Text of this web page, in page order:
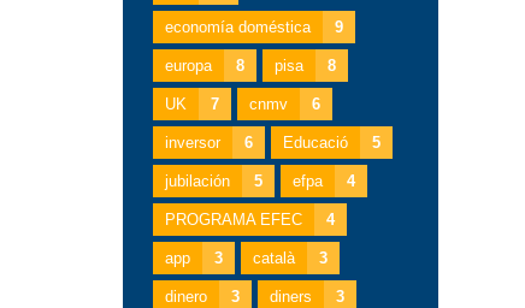
economía doméstica 9
europa 8 pisa 8
UK 7 cnmv 6
inversor 6 Educació 5
jubilación 5 efpa 4
PROGRAMA EFEC 4
app 3 català 3
dinero 3 diners 3